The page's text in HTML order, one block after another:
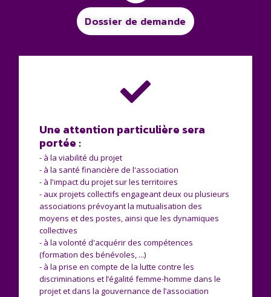
Dossier de demande
Une attention particulière sera
portée :
- à la viabilité du projet
- à la santé financière de l'association
- à l'impact du projet sur les territoires
- aux projets collectifs engageant deux ou plusieurs
associations prévoyant la mutualisation des
moyens et des postes, ainsi que les dynamiques
collectives
- à la volonté d'acquérir des compétences
(formation des bénévoles, ...)
- à la prise en compte de la lutte contre les
discriminations et l’égalité femme-homme dans le
projet et dans la gouvernance de l’association